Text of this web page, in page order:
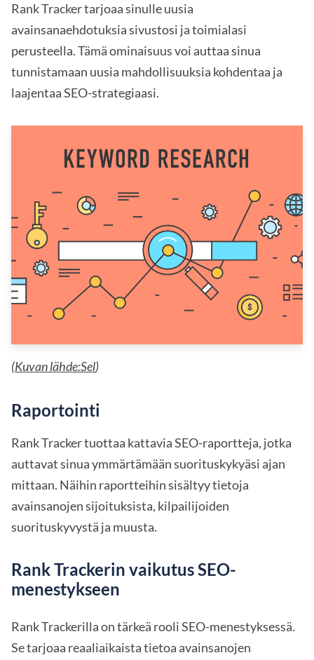
Rank Tracker tarjoaa sinulle uusia
avainsanaehdotuksia sivustosi ja toimialasi
perusteella. Tämä ominaisuus voi auttaa sinua
tunnistamaan uusia mahdollisuuksia kohdentaa ja
laajentaa SEO-strategiaasi.
(Kuvan lähde:Sel)
Raportointi
Rank Tracker tuottaa kattavia SEO-raportteja, jotka
auttavat sinua ymmärtämään suorituskykyäsi ajan
mittaan. Näihin raportteihin sisältyy tietoja
avainsanojen sijoituksista, kilpailijoiden
suorituskyvystä ja muusta.
Rank Trackerin vaikutus SEO-
menestykseen
Rank Trackerilla on tärkeä rooli SEO-menestyksessä.
Se tarjoaa reaaliaikaista tietoa avainsanojen